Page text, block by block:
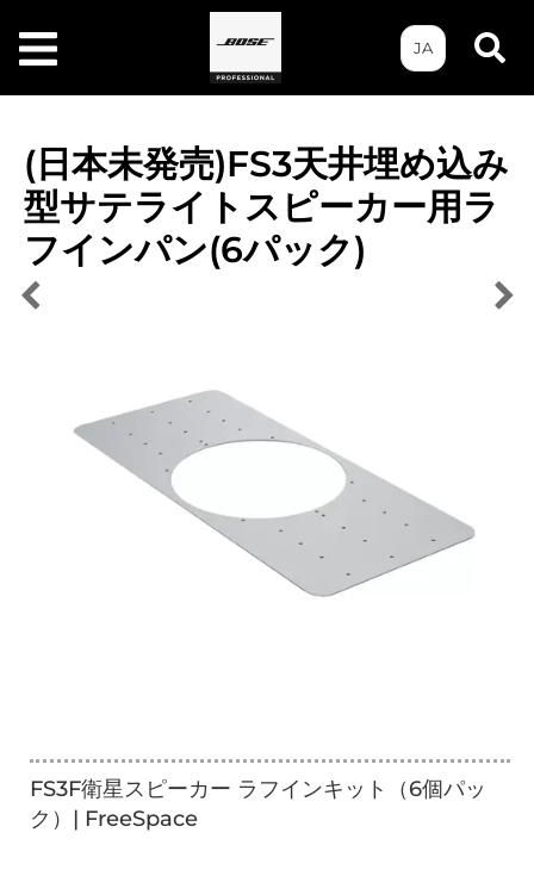
JA
(日本未発売)FS3天井埋め込み
型サテライトスピーカー用ラ
フインパン(6パック)
FS3F衛星スピーカー ラフインキット（6個パッ
ク）| FreeSpace